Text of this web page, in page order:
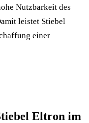
Nutzbarkeit des
leistet Stiebel
einer
Eltron im